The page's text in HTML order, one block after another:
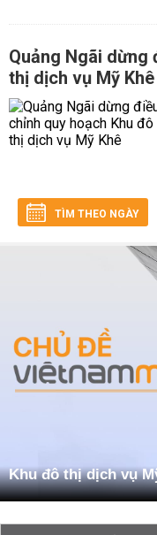
Quảng Ngãi dừng
thị dịch vụ Mỹ Khê
TÌM THEO NGÀY
Khu đô thị dịch vụ